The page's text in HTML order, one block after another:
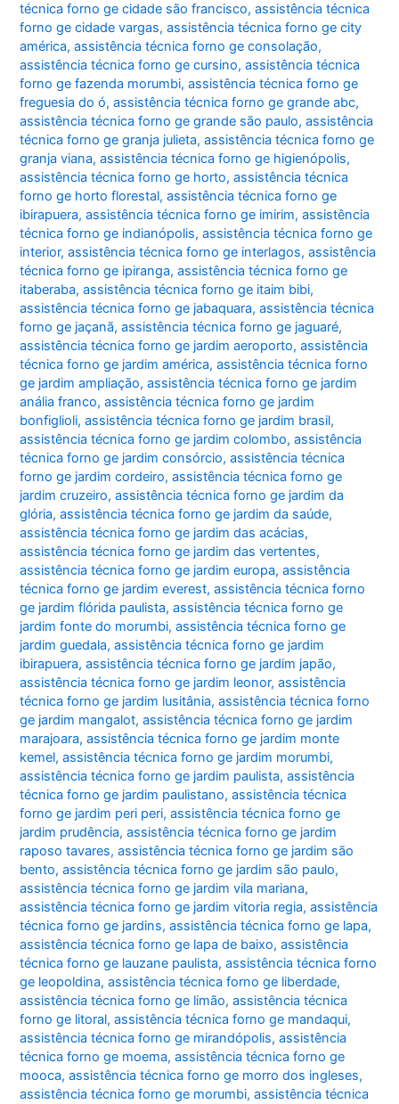
técnica forno ge cidade são francisco,assistência técnica
forno ge cidade vargas,assistência técnica forno ge city
américa,assistência técnica forno ge consolação,
assistência técnica forno ge cursino,assistência técnica
forno ge fazenda morumbi,assistência técnica forno ge
freguesia do ó,assistência técnica forno ge grande abc,
assistência técnica forno ge grande são paulo,assistência
técnica forno ge granja julieta,assistência técnica forno ge
granja viana,assistência técnica forno ge higienópolis,
assistência técnica forno ge horto,assistência técnica
forno ge horto florestal,assistência técnica forno ge
ibirapuera,assistência técnica forno ge imirim,assistência
técnica forno ge indianópolis,assistência técnica forno ge
interior,assistência técnica forno ge interlagos,assistência
técnica forno ge ipiranga,assistência técnica forno ge
itaberaba,assistência técnica forno ge itaim bibi,
assistência técnica forno ge jabaquara,assistência técnica
forno ge jaçanã,assistência técnica forno ge jaguaré,
assistência técnica forno ge jardim aeroporto,assistência
técnica forno ge jardim américa,assistência técnica forno
ge jardim ampliação,assistência técnica forno ge jardim
anália franco,assistência técnica forno ge jardim
bonfiglioli,assistência técnica forno ge jardim brasil,
assistência técnica forno ge jardim colombo,assistência
técnica forno ge jardim consórcio,assistência técnica
forno ge jardim cordeiro,assistência técnica forno ge
jardim cruzeiro,assistência técnica forno ge jardim da
glória,assistência técnica forno ge jardim da saúde,
assistência técnica forno ge jardim das acácias,
assistência técnica forno ge jardim das vertentes,
assistência técnica forno ge jardim europa,assistência
técnica forno ge jardim everest,assistência técnica forno
ge jardim flórida paulista,assistência técnica forno ge
jardim fonte do morumbi,assistência técnica forno ge
jardim guedala,assistência técnica forno ge jardim
ibirapuera,assistência técnica forno ge jardim japão,
assistência técnica forno ge jardim leonor,assistência
técnica forno ge jardim lusitânia,assistência técnica forno
ge jardim mangalot,assistência técnica forno ge jardim
marajoara,assistência técnica forno ge jardim monte
kemel,assistência técnica forno ge jardim morumbi,
assistência técnica forno ge jardim paulista,assistência
técnica forno ge jardim paulistano,assistência técnica
forno ge jardim peri peri,assistência técnica forno ge
jardim prudência,assistência técnica forno ge jardim
raposo tavares,assistência técnica forno ge jardim são
bento,assistência técnica forno ge jardim são paulo,
assistência técnica forno ge jardim vila mariana,
assistência técnica forno ge jardim vitoria regia,assistência
técnica forno ge jardins,assistência técnica forno ge lapa,
assistência técnica forno ge lapa de baixo,assistência
técnica forno ge lauzane paulista,assistência técnica forno
ge leopoldina,assistência técnica forno ge liberdade,
assistência técnica forno ge limão,assistência técnica
forno ge litoral,assistência técnica forno ge mandaqui,
assistência técnica forno ge mirandópolis,assistência
técnica forno ge moema,assistência técnica forno ge
mooca,assistência técnica forno ge morro dos ingleses,
assistência técnica forno ge morumbi,assistência técnica